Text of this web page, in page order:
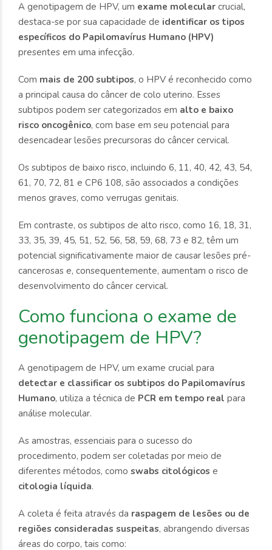
A genotipagem de HPV, um exame molecular crucial,
destaca-se por sua capacidade de identificar os tipos
específicos do Papilomavírus Humano (HPV)
presentes em uma infecção.
Com mais de 200 subtipos, o HPV é reconhecido como
a principal causa do câncer de colo uterino. Esses
subtipos podem ser categorizados em alto e baixo
risco oncogênico, com base em seu potencial para
desencadear lesões precursoras do câncer cervical.
Os subtipos de baixo risco, incluindo 6, 11, 40, 42, 43, 54,
61, 70, 72, 81 e CP6 108, são associados a condições
menos graves, como verrugas genitais.
Em contraste, os subtipos de alto risco, como 16, 18, 31,
33, 35, 39, 45, 51, 52, 56, 58, 59, 68, 73 e 82, têm um
potencial significativamente maior de causar lesões pré-
cancerosas e, consequentemente, aumentam o risco de
desenvolvimento do câncer cervical.
Como funciona o exame de
genotipagem de HPV?
A genotipagem de HPV, um exame crucial para
detectar e classificar os subtipos do Papilomavírus
Humano, utiliza a técnica de PCR em tempo real para
análise molecular.
As amostras, essenciais para o sucesso do
procedimento, podem ser coletadas por meio de
diferentes métodos, como swabs citológicos e
citologia líquida.
A coleta é feita através da raspagem de lesões ou de
regiões consideradas suspeitas, abrangendo diversas
áreas do corpo, tais como: